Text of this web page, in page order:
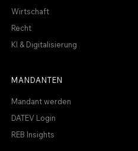
Wirtschaft
Recht
KI & Digitalisierung
MANDANTEN
Mandant werden
DATEV Login
REB Insights